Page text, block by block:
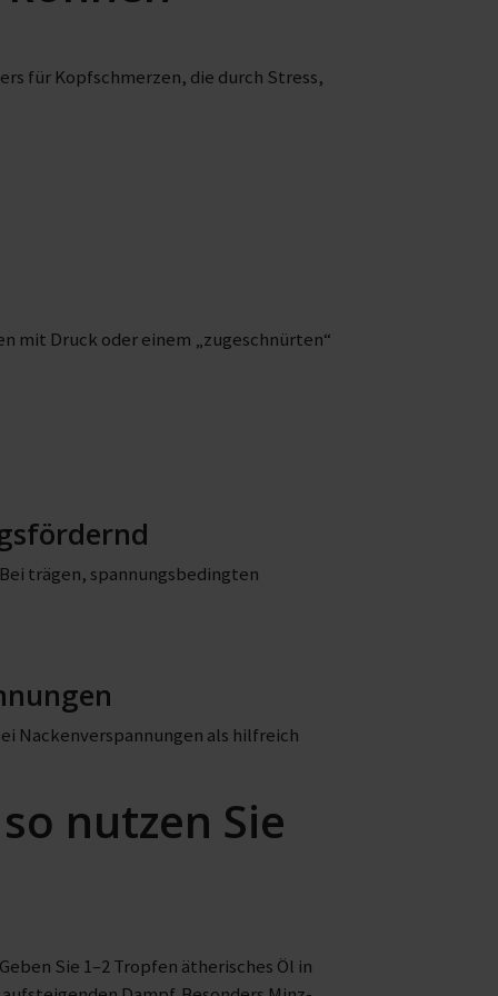
für Kopfschmerzen, die durch Stress,
mit Druck oder einem „zugeschnürten“
trägen, spannungsbedingten
Nackenverspannungen als hilfreich
nutzen Sie
Sie 1–2 Tropfen ätherisches Öl in